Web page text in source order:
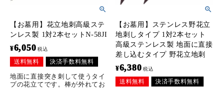
【お墓用】花立地刺高級ステ
ンレス製 1対2本セットN-58JI
¥6,050 税込
送料無料 決済手数料無料
地面に直接突き刺して使うタイ
プの花立てです。棒が外れてお
【お墓用】ステンレス野花立
地刺しタイプ 1対2本セット
高級ステンレス製 地面に直接
差し込むタイプ 野花立地刺
¥6,380 税込
送料無料 決済手数料無料